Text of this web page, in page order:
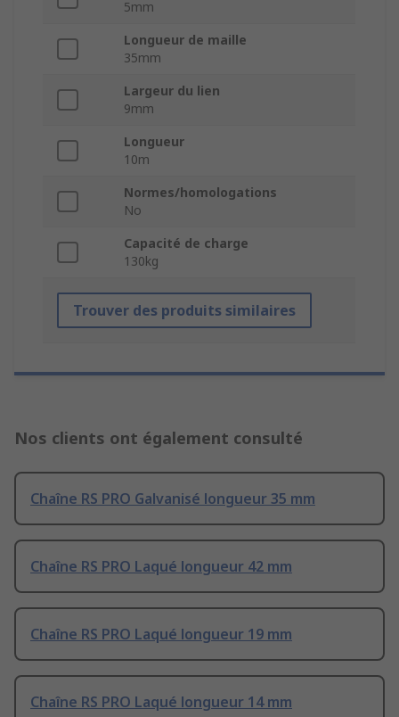
5mm
Longueur de maille
35mm
Largeur du lien
9mm
Longueur
10m
Normes/homologations
No
Capacité de charge
130kg
Trouver des produits similaires
Nos clients ont également consulté
Chaîne RS PRO Galvanisé longueur 35 mm
Chaîne RS PRO Laqué longueur 42 mm
Chaîne RS PRO Laqué longueur 19 mm
Chaîne RS PRO Laqué longueur 14 mm